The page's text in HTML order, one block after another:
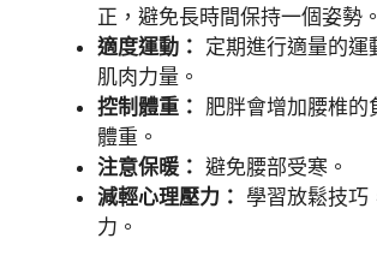
正，避免長時間保持一個姿勢。
適度運動： 定期進行適量的運
肌肉力量。
控制體重： 肥胖會增加腰椎的
體重。
注意保暖： 避免腰部受寒。
減輕心理壓力： 學習放鬆技巧
力。